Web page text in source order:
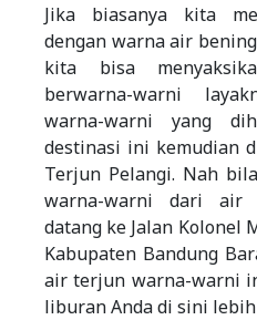
Jika biasanya kita
dengan warna air
kita bisa
berwarna-warni
warna-warni yang
destinasi ini kemudian
Terjun Pelangi. Nah
warna-warni dari air
datang ke Jalan Kolonel
Kabupaten Bandung
air terjun warna-warni
liburan Anda di sini